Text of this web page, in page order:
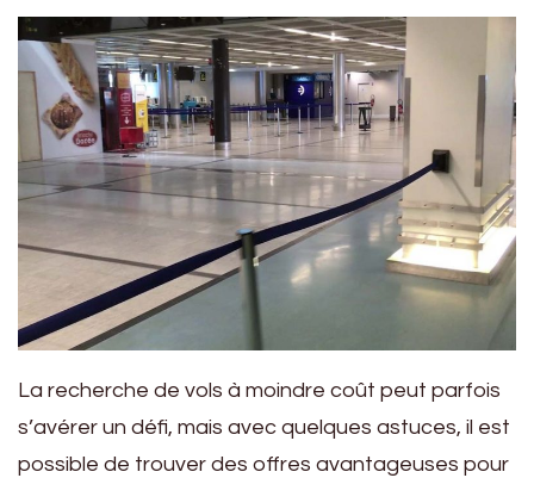
La recherche de vols à moindre coût peut parfois
s’avérer un défi, mais avec quelques astuces, il est
possible de trouver des offres avantageuses pour